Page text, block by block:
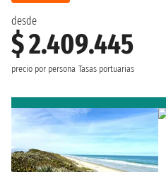
desde
$ 2.409.445
precio por persona Tasas portuarias